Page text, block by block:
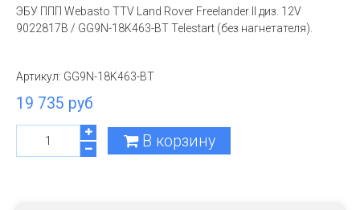
ЭБУ ППП Webasto TTV Land Rover Freelander II диз. 12V
9022817B / GG9N-18K463-BT Telestart (без нагнетателя).
Артикул: GG9N-18K463-BT
19 735 руб
В корзину